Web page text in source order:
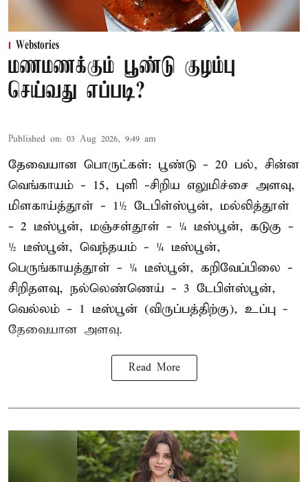
Webstories
மணமணக்கும் பூண்டு குழம்பு
செய்வது எப்படி?
Published on: 03 Aug 2026, 9:49 am
தேவையான பொருட்கள்: பூண்டு - 20 பல், சின்ன
வெங்காயம் - 15, புளி -சிறிய எலுமிச்சை அளவு,
மிளகாய்த்தூள் - 1½ டேபிள்ஸ்பூன், மல்லித்தூள்
- 2 டீஸ்பூன், மஞ்சள்தூள் - ¼ டீஸ்பூன், கடுகு -
½ டீஸ்பூன், வெந்தயம் - ¼ டீஸ்பூன்,
பெருங்காயத்தூள் - ¼ டீஸ்பூன், கறிவேப்பிலை -
சிறிதளவு, நல்லெண்ணெய் - 3 டேபிள்ஸ்பூன்,
வெல்லம் - 1 டீஸ்பூன் (விருப்பத்திற்கு), உப்பு -
தேவையான அளவு.
Read More